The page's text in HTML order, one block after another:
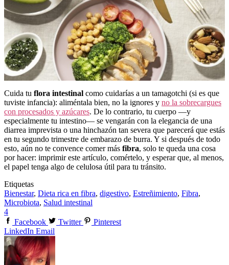
Cuida tu flora intestinal como cuidarías a un tamagotchi (si es que
tuviste infancia): aliméntala bien, no la ignores y no la sobrecargues
con procesados y azúcares. De lo contrario, tu cuerpo —y
especialmente tu intestino— se vengarán con la elegancia de una
diarrea imprevista o una hinchazón tan severa que parecerá que estás
en tu segundo trimestre de embarazo de burra. Y si después de todo
esto, aún no te convence comer más fibra, solo te queda una cosa
por hacer: imprimir este artículo, comértelo, y esperar que, al menos,
el papel tenga algo de celulosa útil para tu tránsito.
Etiquetas
Bienestar, Dieta rica en fibra, digestivo, Estreñimiento, Fibra,
Microbiota, Salud intestinal
4
Facebook
Twitter
Pinterest
LinkedIn Email